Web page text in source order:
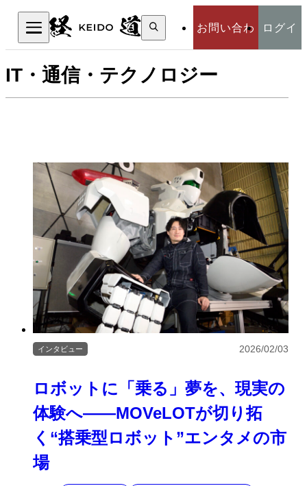
お問い合わ ログイ
検
索:
検索
IT・通信・テクノロジー
ロボットに「乗る」夢を、現実の
体験へ――MOVeLOTが切り拓
く“搭乗型ロボット”エンタメの市
場
インタビュー 2026/02/03